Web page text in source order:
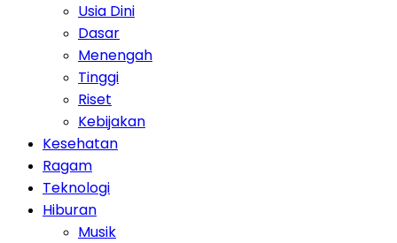
Usia Dini
Dasar
Menengah
Tinggi
Riset
Kebijakan
Kesehatan
Ragam
Teknologi
Hiburan
Musik